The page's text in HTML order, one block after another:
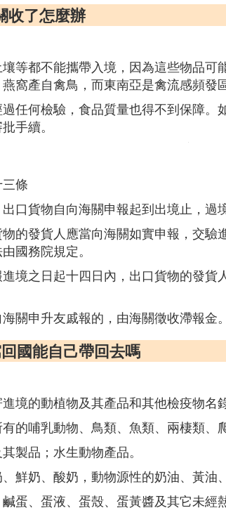
收了怎麼辦
等都不能攜帶入境，因為這些物品
窩產自禽鳥，而東南亞是禽流感頻發
任何檢驗，食品質量也得不到保障
手續。
條
口貨物自向海關申報起到出境止，過
的發貨人應當向海關如實申報，交
國務院規定。
境之日起十四日內，出口貨物的發
關申升友戚報的，由海關徵收滯報金。
國能自己帶回去嗎
境的動植物及其產品和其他檢疫物名
的哺乳動物、鳥類、魚類、兩棲類、
製品；水生動物產品。
鮮奶、酸奶，動物源性的奶油、黃油
蛋、蛋液、蛋殼、蛋黃醬及其它未經